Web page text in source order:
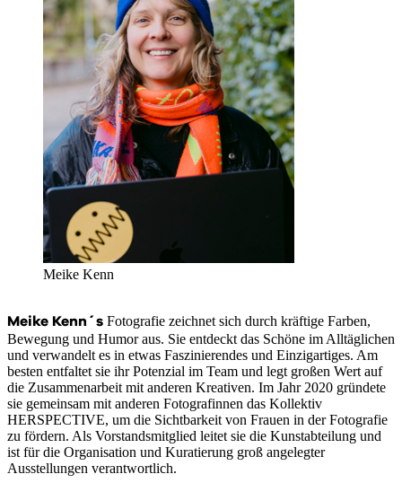
Meike Kenn
Meike Kenn´s Fotografie zeichnet sich durch kräftige Farben,
Bewegung und Humor aus. Sie entdeckt das Schöne im Alltäglichen
und verwandelt es in etwas Faszinierendes und Einzigartiges. Am
besten entfaltet sie ihr Potenzial im Team und legt großen Wert auf
die Zusammenarbeit mit anderen Kreativen. Im Jahr 2020 gründete
sie gemeinsam mit anderen Fotografinnen das Kollektiv
HERSPECTIVE, um die Sichtbarkeit von Frauen in der Fotografie
zu fördern. Als Vorstandsmitglied leitet sie die Kunstabteilung und
ist für die Organisation und Kuratierung groß angelegter
Ausstellungen verantwortlich.